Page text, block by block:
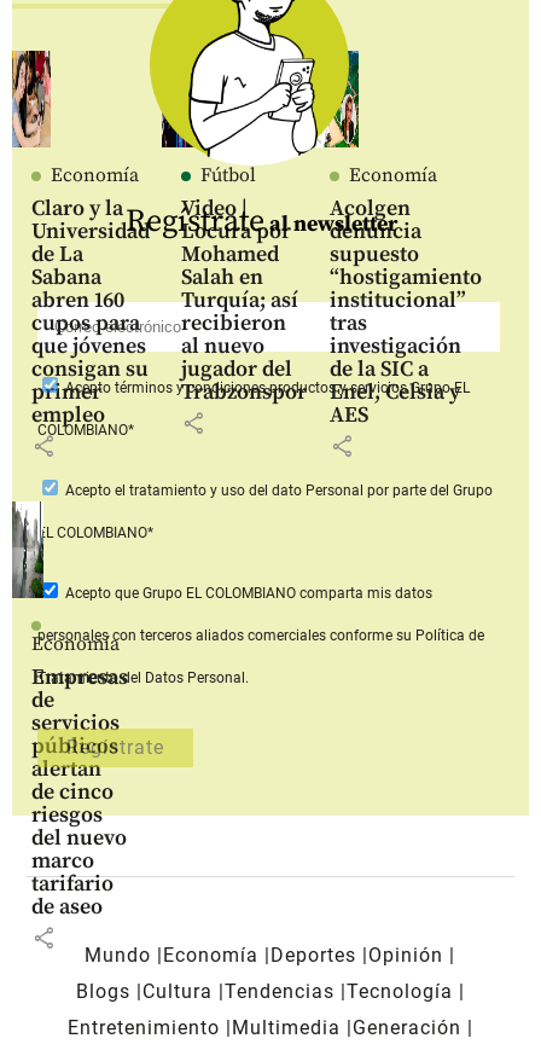
Economía
Claro y la
Universidad
de La
Sabana
abren 160
cupos para
que jóvenes
consigan su
primer
empleo
share
Fútbol
Video |
Locura por
Mohamed
Salah en
Turquía; así
recibieron
al nuevo
jugador del
Trabzonspor
share
Economía
Acolgen
denuncia
supuesto
“hostigamiento
institucional”
tras
investigación
de la SIC a
Enel, Celsia y
AES
share
Economía
Empresas
de
servicios
públicos
alertan
de cinco
riesgos
del nuevo
marco
tarifario
de aseo
share
Regístrateal newsletter
Aceptotérminos y condiciones productos y serviciosGrupo EL
COLOMBIANO*
Acepto el tratamiento y uso del dato Personal por parte del Grupo
EL COLOMBIANO*
Acepto que Grupo EL COLOMBIANOcomparta mis datos
personales con terceros aliados comerciales conforme su Política de
Tratamiento del Datos Personal.
Mundo Economía Deportes
Opinión
Blogs
Cultura Tendencias Tecnología
Entretenimiento
Multimedia
Generación